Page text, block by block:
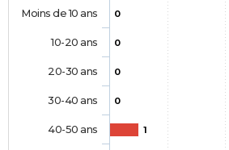
0
0
0
0
1
Moins de 10 ans
10-20 ans
20-30 ans
30-40 ans
40-50 ans